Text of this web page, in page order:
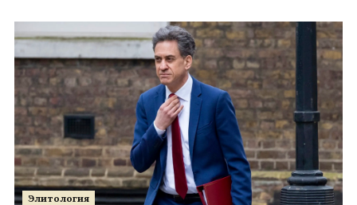
Элитология